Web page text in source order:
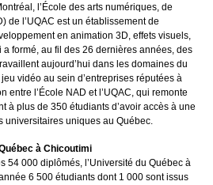
l’École des arts numériques, de
de l’UQAC est un établissement de
en animation 3D, effets visuels,
formé, au fil des 26 dernières années, des
aujourd’hui dans les domaines du
vidéo au sein d’entreprises réputées à
entre l’École NAD et l’UQAC, qui remonte
à plus de 350 étudiants d’avoir accès à une
universitaires uniques au Québec.
à Chicoutimi
54 000 diplômés, l’Université du Québec à
6 500 étudiants dont 1 000 sont issus